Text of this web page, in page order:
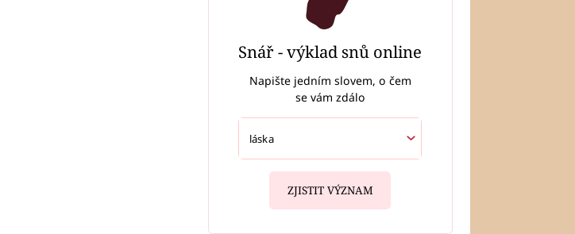
Snář - výklad snů online
Napište jedním slovem, o čem
se vám zdálo
ZJISTIT VÝZNAM